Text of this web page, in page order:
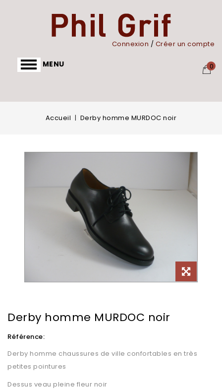
Connexion / Créer un compte
0
MENU
Accueil Derby homme MURDOC noir
Derby homme MURDOC noir
Référence:
Derby homme chaussures de ville confortables en très
petites pointures
Dessus veau pleine fleur noir